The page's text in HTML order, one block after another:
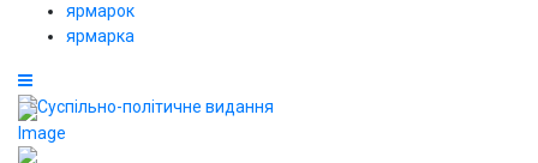
ярмарок
ярмарка